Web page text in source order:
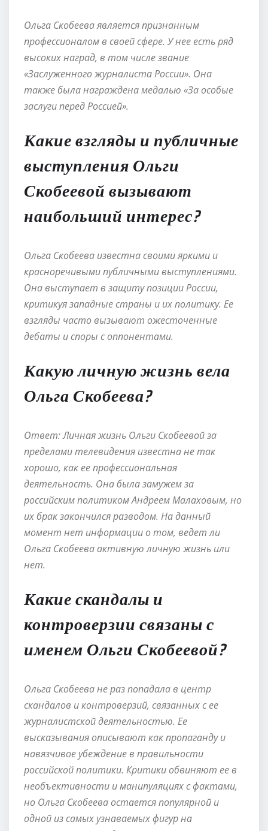
Ольга Скобеева является признанным
профессионалом в своей сфере. У нее есть ряд
высоких наград, в том числе звание
«Заслуженного журналиста России». Она
также была награждена медалью «За особые
заслуги перед Россией».
Какие взгляды и публичные
выступления Ольги
Скобеевой вызывают
наибольший интерес?
Ольга Скобеева известна своими яркими и
красноречивыми публичными выступлениями.
Она выступает в защиту позиции России,
критикуя западные страны и их политику. Ее
взгляды часто вызывают ожесточенные
дебаты и споры с оппонентами.
Какую личную жизнь вела
Ольга Скобеева?
Ответ: Личная жизнь Ольги Скобеевой за
пределами телевидения известна не так
хорошо, как ее профессиональная
деятельность. Она была замужем за
российским политиком Андреем Малаховым, но
их брак закончился разводом. На данный
момент нет информации о том, ведет ли
Ольга Скобеева активную личную жизнь или
нет.
Какие скандалы и
контроверзии связаны с
именем Ольги Скобеевой?
Ольга Скобеева не раз попадала в центр
скандалов и контроверзий, связанных с ее
журналистской деятельностью. Ее
высказывания описывают как пропаганду и
навязчивое убеждение в правильности
российской политики. Критики обвиняют ее в
необъективности и манипуляциях с фактами,
но Ольга Скобеева остается популярной и
одной из самых узнаваемых фигур на